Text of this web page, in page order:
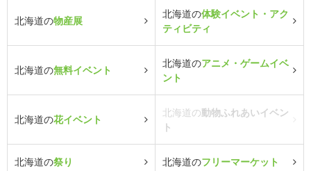
北海道の物産展
北海道の体験イベント・アク
ティビティ
北海道の無料イベント
北海道のアニメ・ゲームイベ
ント
北海道の花イベント
北海道の動物ふれあいイベン
ト
北海道の祭り 北海道のフリーマーケット